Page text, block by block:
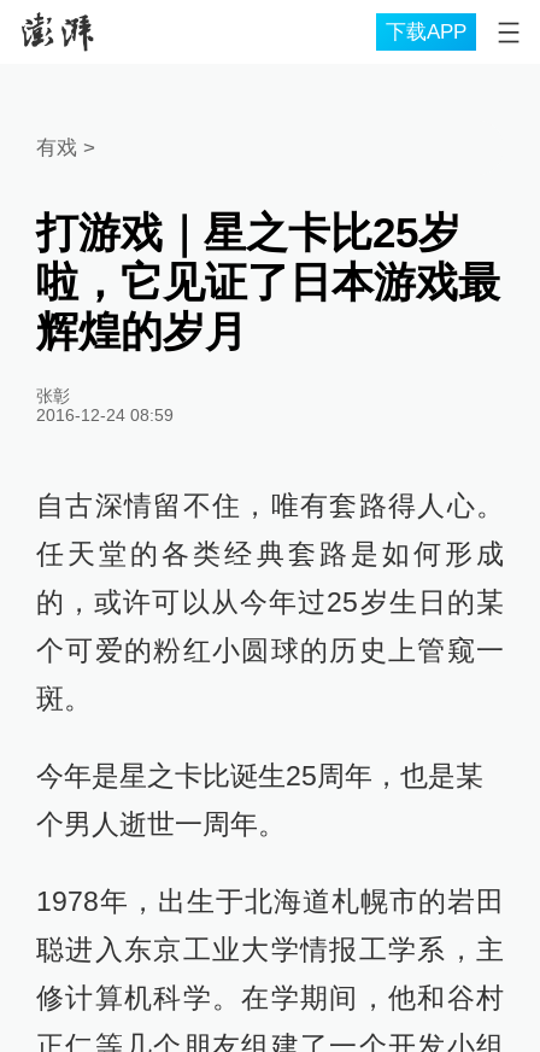
下载APP
有戏 >
打游戏｜星之卡比25岁
啦，它见证了日本游戏最
辉煌的岁月
张彰
2016-12-24 08:59
自古深情留不住，唯有套路得人心。
任天堂的各类经典套路是如何形成
的，或许可以从今年过25岁生日的某
个可爱的粉红小圆球的历史上管窥一
斑。
今年是星之卡比诞生25周年，也是某
个男人逝世一周年。
1978年，出生于北海道札幌市的岩田
聪进入东京工业大学情报工学系，主
修计算机科学。在学期间，他和谷村